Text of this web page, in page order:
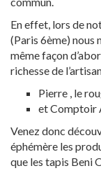
En effet, lors de
(Paris 6ème) nous
même façon
richesse de
Pierre , le
et Comptoir
Venez donc
éphémère les
que les tapis Beni